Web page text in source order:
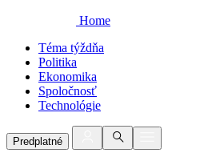
Home
Téma týždňa
Politika
Ekonomika
Spoločnosť
Technológie
Predplatné